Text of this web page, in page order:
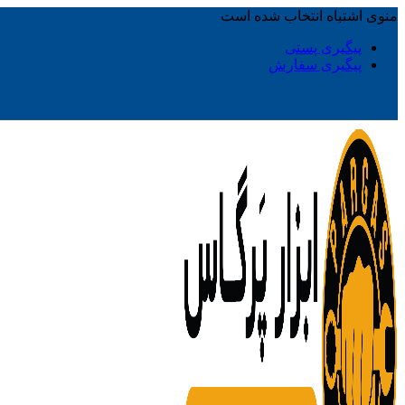
منوی اشتباه انتخاب شده است
پیگیری پستی
پیگیری سفارش